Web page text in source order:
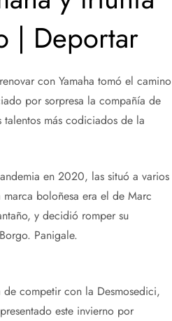
| Deportar
con Yamaha tomó el camino
por sorpresa la compañía de
más codiciados de la
en 2020, las situó a varios
boloñesa era el de Marc
y decidió romper su
Panigale.
competir con la Desmosedici,
este invierno por